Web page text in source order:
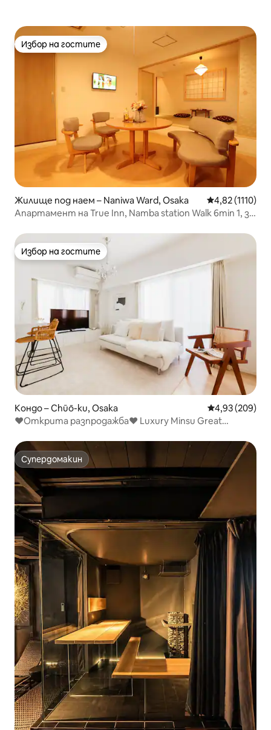
Избор на гостите
Избор на гостите
Жилище под наем – Naniwa Ward, Osaka Средна
4,82 (1110)
Апартамент на True Inn, Namba station Walk 6min 1, за
Избор на гостите
Избор на гостите
Кондо – Chūō-ku, Osaka Средна
4,93 (209)
❤️Открита разпродажба❤️ Luxury Minsu Great
Market Namba 3Rooms 10pax
Супердомакин
Супердомакин